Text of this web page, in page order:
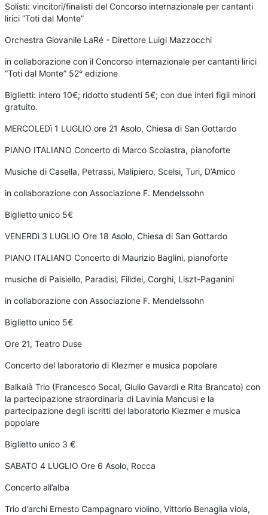
Solisti: vincitori/finalisti del Concorso internazionale per cantanti
lirici “Toti dal Monte”
Orchestra Giovanile LaRé - Direttore Luigi Mazzocchi
in collaborazione con il Concorso internazionale per cantanti lirici
“Toti dal Monte” 52° edizione
Biglietti: intero 10€; ridotto studenti 5€; con due interi figli minori
gratuito.
MERCOLEDì 1 LUGLIO ore 21 Asolo, Chiesa di San Gottardo
PIANO ITALIANO Concerto di Marco Scolastra, pianoforte
Musiche di Casella, Petrassi, Malipiero, Scelsi, Turi, D’Amico
in collaborazione con Associazione F. Mendelssohn
Biglietto unico 5€
VENERDì 3 LUGLIO Ore 18 Asolo, Chiesa di San Gottardo
PIANO ITALIANO Concerto di Maurizio Baglini, pianoforte
musiche di Paisiello, Paradisi, Filidei, Corghi, Liszt-Paganini
in collaborazione con Associazione F. Mendelssohn
Biglietto unico 5€
Ore 21, Teatro Duse
Concerto del laboratorio di Klezmer e musica popolare
Balkalà Trio (Francesco Socal, Giulio Gavardi e Rita Brancato) con
la partecipazione straordinaria di Lavinia Mancusi e la
partecipazione degli iscritti del laboratorio Klezmer e musica
popolare
Biglietto unico 3 €
SABATO 4 LUGLIO Ore 6 Asolo, Rocca
Concerto all’alba
Trio d’archi Ernesto Campagnaro violino, Vittorio Benaglia viola,